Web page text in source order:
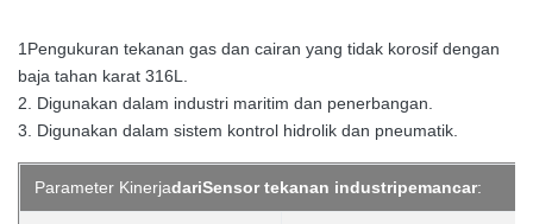
1Pengukuran tekanan gas dan cairan yang tidak korosif dengan
baja tahan karat 316L.
2. Digunakan dalam industri maritim dan penerbangan.
3. Digunakan dalam sistem kontrol hidrolik dan pneumatik.
Parameter KinerjadariSensor tekanan industripemancar: